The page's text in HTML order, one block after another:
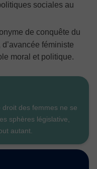
sociales au
de conquête du
féministe
moral et politique.
des femmes ne se
sphères législative,
autant.